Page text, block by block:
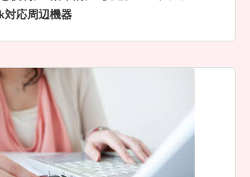
応周辺機器